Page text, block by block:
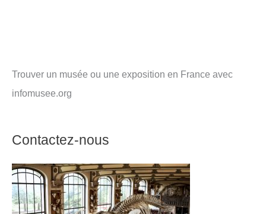
Trouver un musée ou une exposition en France avec
infomusee.org
Contactez-nous